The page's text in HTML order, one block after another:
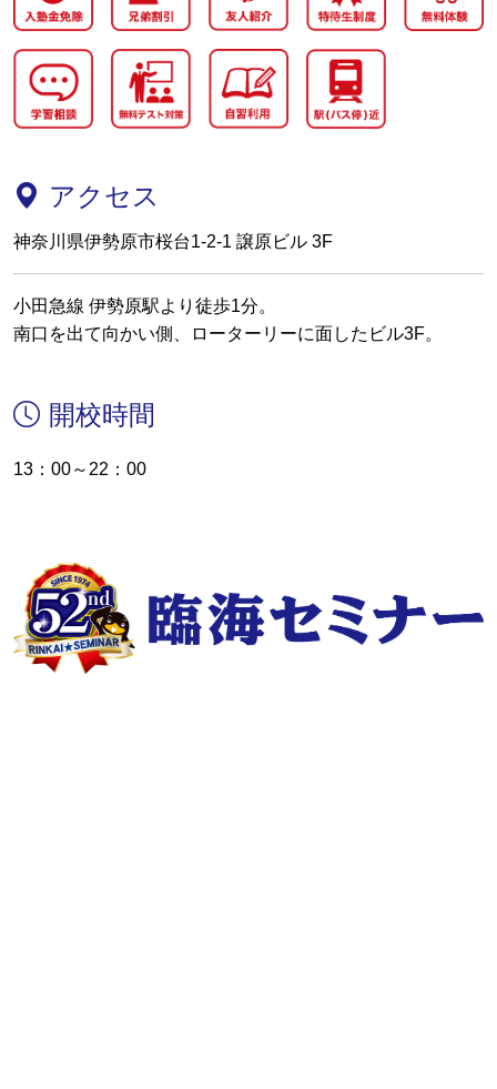
アクセス
神奈川県伊勢原市桜台1-2-1 譲原ビル 3F
小田急線 伊勢原駅より徒歩1分。
南口を出て向かい側、ローターリーに面したビル3F。
開校時間
13：00～22：00